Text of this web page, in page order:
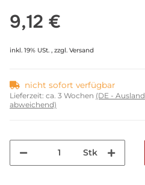
9,12 €
inkl. 19% USt. , zzgl. Versand
nicht sofort verfügbar
Lieferzeit: ca. 3 Wochen (DE - Ausland
abweichend)
Stk